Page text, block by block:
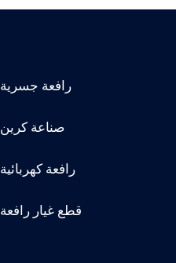
رافعة جسرية
صناعة كرين
رافعة كهربائية
قطع غيار رافعة